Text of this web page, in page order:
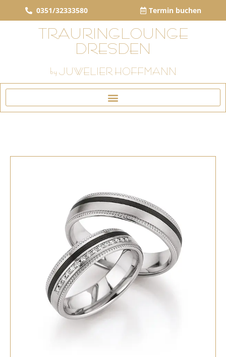
0351/32333580 Termin buchen
TRAURINGLOUNGE
DRESDEN
by JUWELIER HOFFMANN